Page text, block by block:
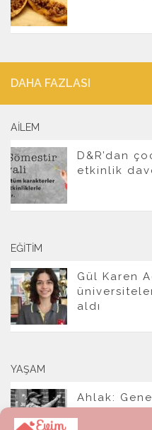
DAHA FAZLASI
AILEM
D&R’dan
etkinlik
EĞITIM
Gül Karen
aldı
YAŞAM
Ahlak: